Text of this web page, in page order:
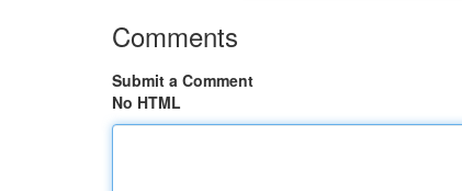
Comments
Submit a Comment
No HTML